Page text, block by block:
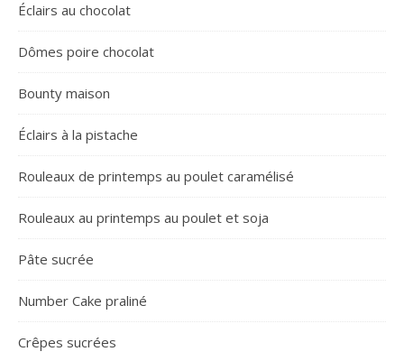
Éclairs au chocolat
Dômes poire chocolat
Bounty maison
Éclairs à la pistache
Rouleaux de printemps au poulet caramélisé
Rouleaux au printemps au poulet et soja
Pâte sucrée
Number Cake praliné
Crêpes sucrées